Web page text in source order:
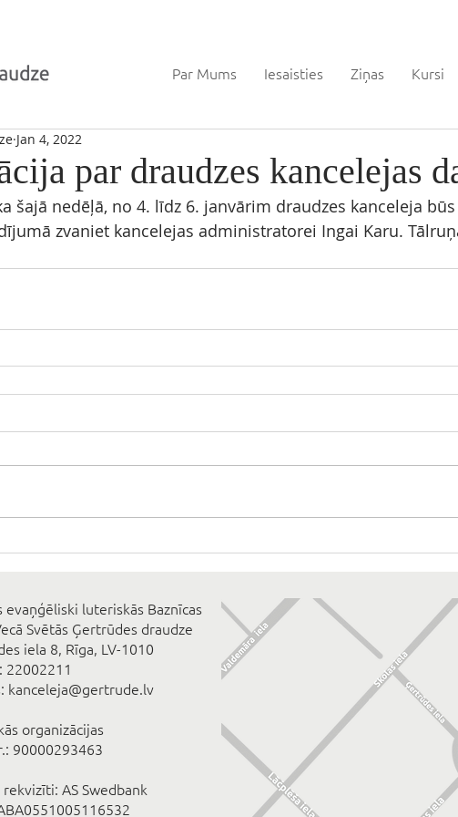
Par Mums Iesaisties Ziņas Kursi
par draudzes kancelejas
Jan 4, 2022
šajā nedēļā, no 4. līdz 6. janvārim draudzes kanceleja
zvaniet kancelejas administratorei Ingai Karu.
evaņģēliski luteriskās Baznīcas
Svētās Ģertrūdes draudze
iela 8, Rīga, LV-1010
22002211
kanceleja@gertrude.lv
organizācijas
90000293463
rekvizīti: AS Swedbank